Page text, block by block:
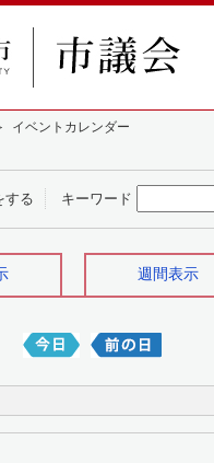
イベントカレンダー
する キーワード
週間表示